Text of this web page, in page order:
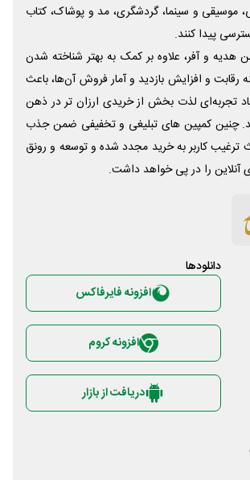
موسیقی و سینما، گردشگری، مد و پوشاک، کتاب
پیدا کنند.
بن هدیه و آفر، علاوه بر کمک به بهتر شناخته شدن
رقابت و افزایش بازدید و آمار فروش آن‌ها، باعث
تجربه‌ای لذت بخش از خریدی ارزان تر در ذهن
چنین کمپین های تبلیغی و تخفیفی ضمن جذب
ترغیب کاربر به خرید مجدد شده و توسعه و رونق
را در پی خواهد داشت.
دانلود‌ها
افزونه فایرفاکس
افزونه کروم
دریافت از بازار